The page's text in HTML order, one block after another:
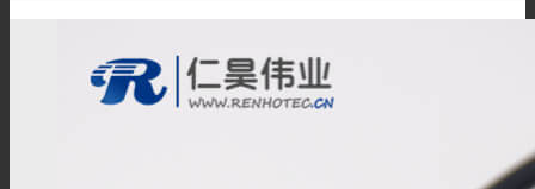
储能连接器